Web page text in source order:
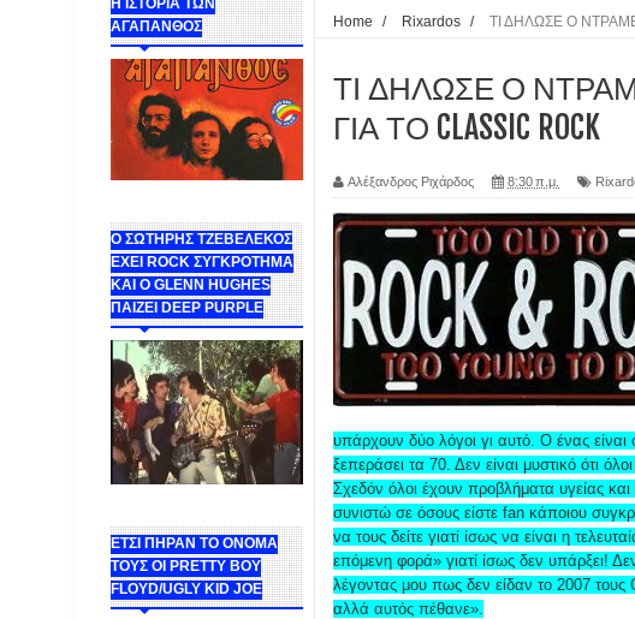
Η ΙΣΤΟΡΙΑ ΤΩΝ
ΑΓΑΠΑΝΘΟΣ
Ο ΣΩΤΗΡΗΣ ΤΖΕΒΕΛΕΚΟΣ
ΕΧΕΙ ROCK ΣΥΓΚΡΟΤΗΜΑ
ΚΑΙ Ο GLENN HUGHES
ΠΑΙΖΕΙ DEEP PURPLE
ΕΤΣΙ ΠΗΡΑΝ ΤΟ ΟΝΟΜΑ
ΤΟΥΣ ΟΙ PRETTY BOY
FLOYD/UGLY KID JOE
Home / Rixardos / ΤΙ ΔΗΛΩΣΕ Ο
ΤΙ ΔΗΛΩΣΕ Ο ΝΤΡΑΜΕΡ
ΓΙΑ ΤΟ CLASSIC ROCK
Αλέξανδρος Ριχάρδος 8:30 π.μ.
υπάρχουν δύο λόγοι γι αυτό. Ο ένας είναι
ξεπεράσει τα 70. Δεν είναι μυστικό ότι
Σχεδόν όλοι έχουν προβλήματα υγείας και
συνιστώ σε όσους είστε fan κάποιου
να τους δείτε γιατί ίσως να είναι η
επόμενη φορά» γιατί ίσως δεν υπάρξει!
λέγοντας μου πως δεν είδαν το 2007
αλλά αυτός πέθανε».